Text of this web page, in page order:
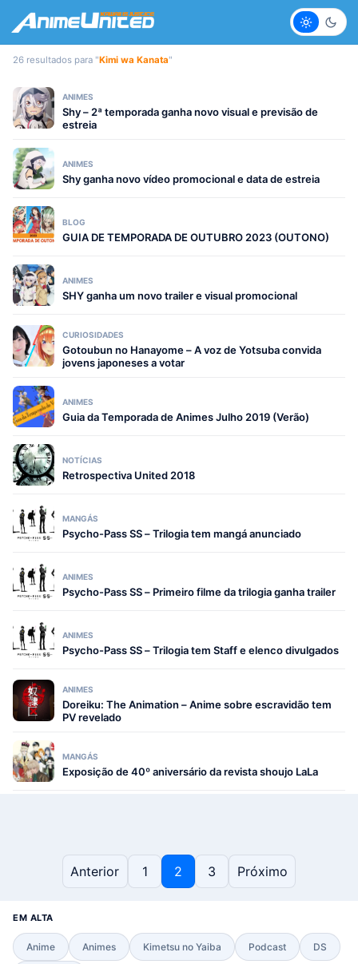
Claro
26 resultados para "Kimi wa Kanata"
ANIMES
Shy – 2ª temporada ganha novo visual e previsão de
estreia
ANIMES
Shy ganha novo vídeo promocional e data de estreia
BLOG
GUIA DE TEMPORADA DE OUTUBRO 2023 (OUTONO)
ANIMES
SHY ganha um novo trailer e visual promocional
CURIOSIDADES
Gotoubun no Hanayome – A voz de Yotsuba convida
jovens japoneses a votar
ANIMES
Guia da Temporada de Animes Julho 2019 (Verão)
NOTÍCIAS
Retrospectiva United 2018
MANGÁS
Psycho-Pass SS – Trilogia tem mangá anunciado
ANIMES
Psycho-Pass SS – Primeiro filme da trilogia ganha trailer
ANIMES
Psycho-Pass SS – Trilogia tem Staff e elenco divulgados
ANIMES
Doreiku: The Animation – Anime sobre escravidão tem
PV revelado
MANGÁS
Exposição de 40º aniversário da revista shoujo LaLa
Anterior 1 2 3 Próximo
EM ALTA
Anime Animes Kimetsu no Yaiba Podcast DS